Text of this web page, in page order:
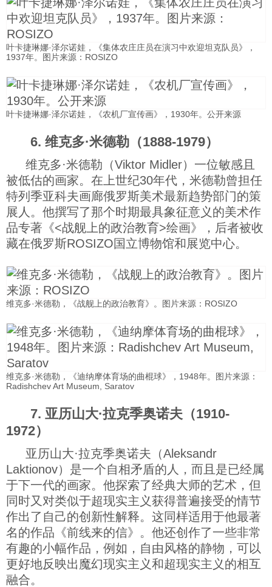
叶卡捷琳娜·泽尔诺娃，《集体农庄庄员在演习中欢迎坦克队员》，
1937年。图片来源：ROSIZO
叶卡捷琳娜·泽尔诺娃，《农机厂宣传画》，1930年。公开来源
6. 维克多·米德勒（1888-1979）
维克多·米德勒（Viktor Midler）一位敏感且
被低估的画家。在上世纪30年代，米德勒曾担任
特列季亚科夫画廊俄罗斯美术最新趋势部门的策
展人。他撰写了那个时期最具象征意义的美术作
品专著《<战舰上的政治教育>绘画》，后者被收
藏在俄罗斯ROSIZO国立博物馆和展览中心。
维克多·米德勒，《战舰上的政治教育》。图片来源：ROSIZO
维克多·米德勒，《迪纳摩体育场的曲棍球》，1948年。图片来源：
Radishchev Art Museum, Saratov
7. 亚历山大·拉克季奥诺夫（1910-
1972）
亚历山大·拉克季奥诺夫（Aleksandr
Laktionov）是一个自相矛盾的人，而且是已经属
于下一代的画家。他探索了经典大师的艺术，但
同时又对类似于超现实主义获得普遍接受的情节
作出了自己的创新性解释。这同样适用于他最著
名的作品《前线来的信》。他还创作了一些非常
有趣的小幅作品，例如，自由风格的静物，可以
更好地反映出魔幻现实主义和超现实主义的相互
融合。